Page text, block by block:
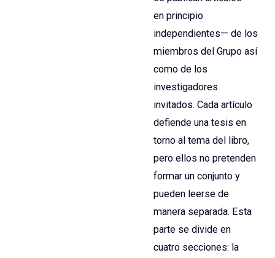
en principio
independientes— de los
miembros del Grupo así
como de los
investigadores
invitados. Cada artículo
defiende una tesis en
torno al tema del libro,
pero ellos no pretenden
formar un conjunto y
pueden leerse de
manera separada. Esta
parte se divide en
cuatro secciones: la